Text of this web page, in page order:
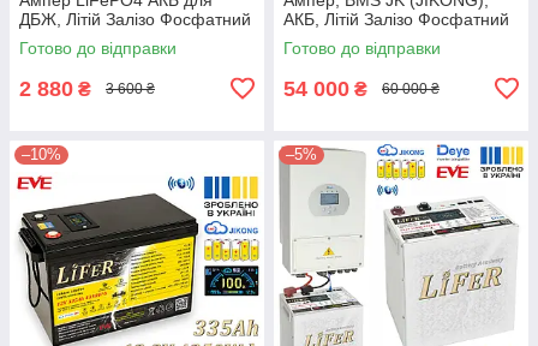
ДБЖ, Літій Залізо Фосфатний
Акумулятор для дому,
Безперебійника
Готово до відправки
2 880 ₴ 3 600 ₴
АКБ, Літій Залізо Фосфатний
Акумулятор для дому, заміна
для AGM
Готово до відправки
54 000 ₴ 60 000 ₴
–10% –5%